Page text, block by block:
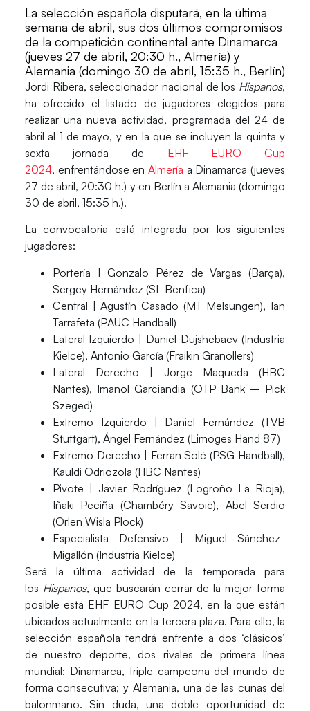
La selección española disputará, en la última
semana de abril, sus dos últimos compromisos
de la competición continental ante Dinamarca
(jueves 27 de abril, 20:30 h., Almería) y
Alemania (domingo 30 de abril, 15:35 h., Berlín)
Jordi Ribera, seleccionador nacional de los Hispanos,
ha ofrecido el listado de jugadores elegidos para
realizar una nueva actividad, programada del 24 de
abril al 1 de mayo, y en la que se incluyen la quinta y
sexta jornada de EHF EURO Cup
2024, enfrentándose enAlmería a Dinamarca (jueves
27 de abril, 20:30 h.) y en Berlín aAlemania (domingo
30 de abril, 15:35 h.).
Laconvocatoria está integrada por los siguientes
jugadores:
Portería | Gonzalo Pérez de Vargas (Barça),
Sergey Hernández (SL Benfica)
Central | Agustín Casado (MT Melsungen), Ian
Tarrafeta (PAUC Handball)
Lateral Izquierdo | Daniel Dujshebaev (Industria
Kielce), Antonio García (Fraikin Granollers)
Lateral Derecho |
Jorge Maqueda (HBC
Nantes), Imanol Garciandia (OTP Bank – Pick
Szeged)
Extremo Izquierdo | Daniel Fernández (TVB
Stuttgart), Ángel Fernández (Limoges Hand 87)
Extremo Derecho | Ferran Solé (PSG Handball),
Kauldi Odriozola (HBC Nantes)
Pivote | Javier Rodríguez (Logroño La Rioja),
Iñaki Peciña (Chambéry Savoie), Abel Serdio
(Orlen Wisla Plock)
Especialista Defensivo | Miguel Sánchez-
Migallón (Industria Kielce)
Será la última actividad de la temporadapara
los Hispanos, que buscarán cerrar de la mejor forma
posible esta EHF EURO Cup 2024, en la que están
ubicados actualmente en la tercera plaza. Para ello, la
selección española tendrá enfrente a dos ‘clásicos’
de nuestro deporte, dos rivales de primera línea
mundial: Dinamarca, triple campeona del mundo de
forma consecutiva; y Alemania, una de las cunas del
balonmano. Sin duda, una doble oportunidad de